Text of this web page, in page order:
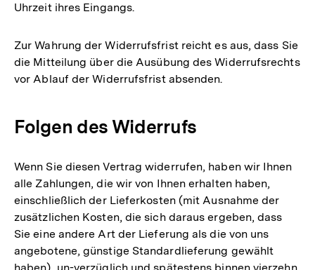
Uhrzeit ihres Eingangs.
Zur Wahrung der Widerrufsfrist reicht es aus, dass Sie
die Mitteilung über die Ausübung des Widerrufsrechts
vor Ablauf der Widerrufsfrist absenden.
Folgen des Widerrufs
Wenn Sie diesen Vertrag widerrufen, haben wir Ihnen
alle Zahlungen, die wir von Ihnen erhalten haben,
einschließlich der Lieferkosten (mit Ausnahme der
zusätzlichen Kosten, die sich daraus ergeben, dass
Sie eine andere Art der Lieferung als die von uns
angebotene, günstige Standardlieferung gewählt